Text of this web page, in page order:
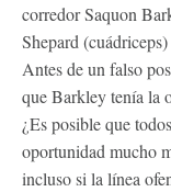
corredor Saquon
Shepard
Antes de un falso
que Barkley tenía la
¿Es posible que
oportunidad mucho
incluso si la línea